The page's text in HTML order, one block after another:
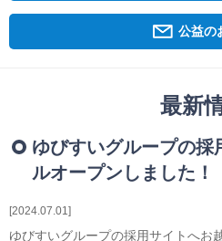
公益の
京都オフィス
相続・贈与・事業承継をお考えの方
医業経営者の方
最新
2024.07.01
ゆびすいグループの採
ルオープンしました！
ゆびすいグループの採用サイトへお